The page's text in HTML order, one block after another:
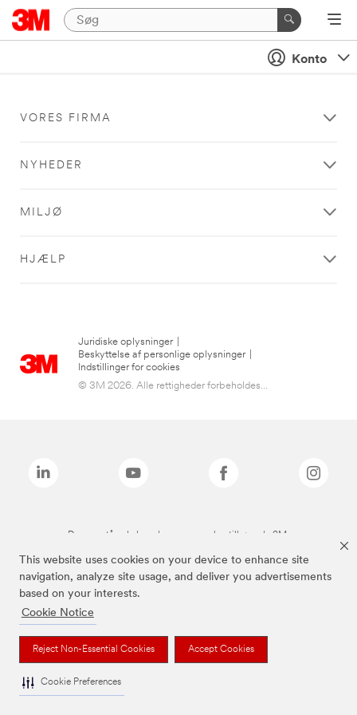
This website uses cookies on your device to enhance site
navigation, analyze site usage, and deliver you advertisements
based on your interests.
Cookie Notice
Reject Non-Essential Cookies Accept Cookies
Cookie Preferences
Konto
VORES FIRMA
NYHEDER
MILJØ
HJÆLP
Juridiske oplysninger
Beskyttelse af personlige oplysninger
Indstillinger for cookies
© 3M 2026. Alle rettigheder forbeholdes...
De ovenstående brands er varemærker tilhørende 3M.